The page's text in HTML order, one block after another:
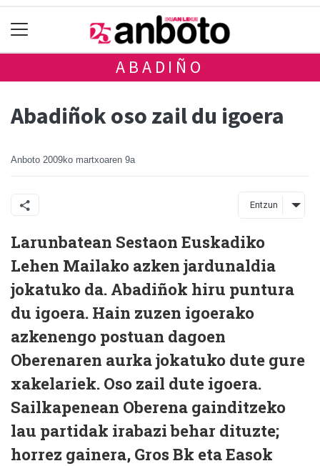
ABADIÑO
Abadiñok oso zail du igoera
Anboto 2009ko martxoaren 9a
Entzun
Larunbatean Sestaon Euskadiko
Lehen Mailako azken jardunaldia
jokatuko da. Abadiñok hiru puntura
du igoera. Hain zuzen igoerako
azkenengo postuan dagoen
Oberenaren aurka jokatuko dute gure
xakelariek. Oso zail dute igoera.
Sailkapenean Oberena gainditzeko
lau partidak irabazi behar dituzte;
horrez gainera, Gros Bk eta Easok